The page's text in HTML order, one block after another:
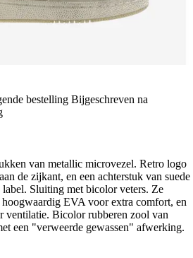
bestelling Bijgeschreven na
van metallic microvezel. Retro logo
de zijkant, en een achterstuk van suede
Sluiting met bicolor veters. Ze
EVA voor extra comfort, en
ventilatie. Bicolor rubberen zool van
een "verweerde gewassen" afwerking.